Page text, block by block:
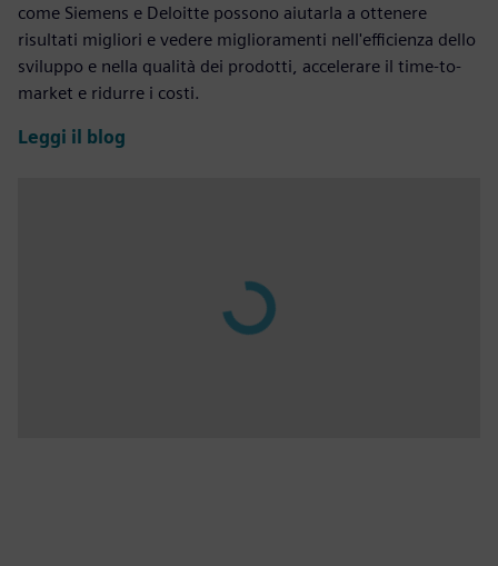
come Siemens e Deloitte possono aiutarla a ottenere
risultati migliori e vedere miglioramenti nell'efficienza dello
sviluppo e nella qualità dei prodotti, accelerare il time-to-
market e ridurre i costi.
Leggi il blog